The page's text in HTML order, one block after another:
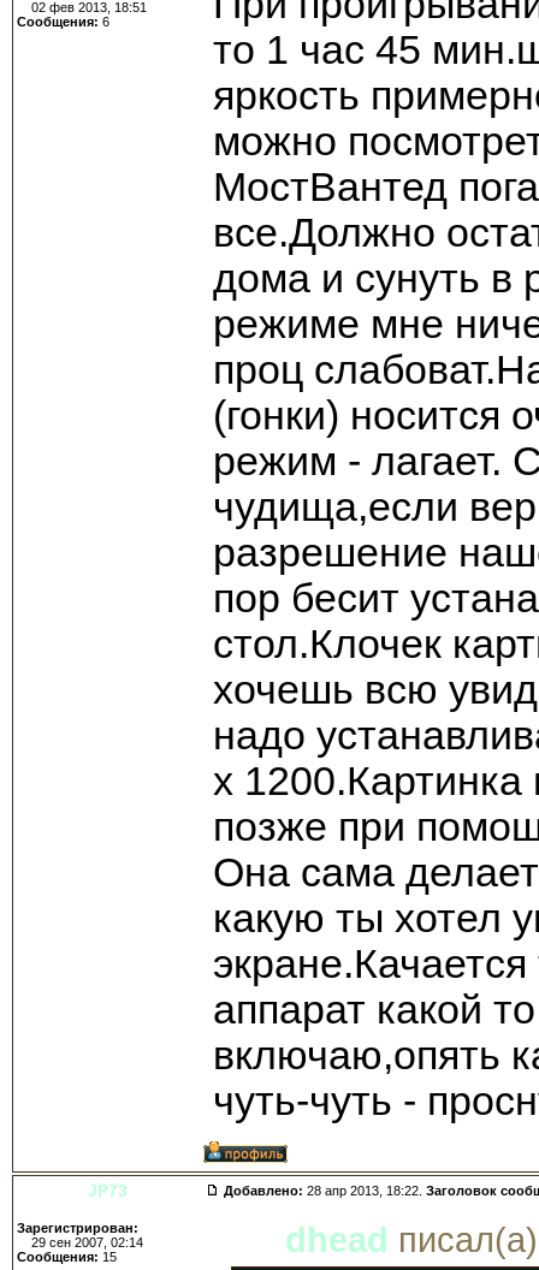
02 фев 2013, 18:51
Сообщения: 6
то 1 час 45
яркость
можно
МостВантед
все.Должно
дома и сунуть в
режиме мне
проц
(гонки) носится
режим - лагает.
чудища,если
разрешение
пор бесит
стол.Клочек
хочешь всю
надо
х 1200.Картинка
позже при
Она сама
какую ты хотел
аппарат какой
включаю,опять
чуть-чуть -
JP73 Добавлено: 28 апр 2013, 18:22. Заголовок
Зарегистрирован:
29 сен 2007, 02:14
Сообщения: 15 dhead